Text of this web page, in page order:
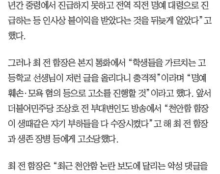
년간 중령에서 진급하지 못하고 전역 직전 명예 대령으로 진
급하는 등 인사상 불이익을 받았다는 것을 뒤늦게 알았다”고
했다.
그러나 최 전 함장은 본지 통화에서 “학생들을 가르치는 고
등학교 선생님이 저런 글을 올리다니 충격적”이라며 “명예
훼손·모욕 혐의 등으로 고소를 진행할 것”이라고 했다. 앞서
더불어민주당 조상호 전 부대변인도 방송에서 “천안함 함장
이 생때같은 자기 부하들을 다 수장시켰다”고 해 최 전 함장
과 생존 장병 등에게 고소당했다.
최 전 함장은 “최근 천안함 논란 보도에 달리는 악성 댓글을